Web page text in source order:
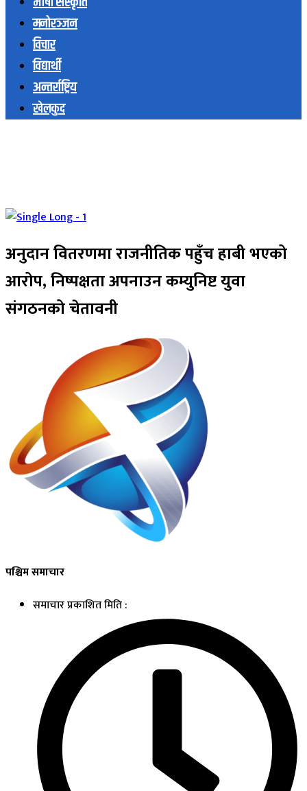
मनोरञ्जन
विचार
विद्यार्थी
अन्तर्राष्ट्रिय
खेलकुद
अनुदान वितरणमा राजनीतिक पहुँच हाबी भएको
आरोप, निष्पक्षता अपनाउन कम्युनिष्ट युवा
संगठनको चेतावनी
पश्चिम समाचार
समाचार प्रकाशित मिति :